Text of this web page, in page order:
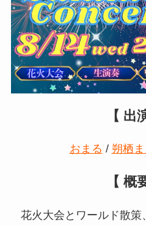
【 出
おまる / 朔栖ま
【 概
花火大会とワールド散策